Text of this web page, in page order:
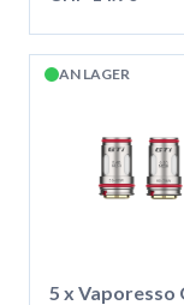
AN LAGER
5 x Vaporesso